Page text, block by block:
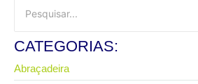
CATEGORIAS:
Abraçadeira